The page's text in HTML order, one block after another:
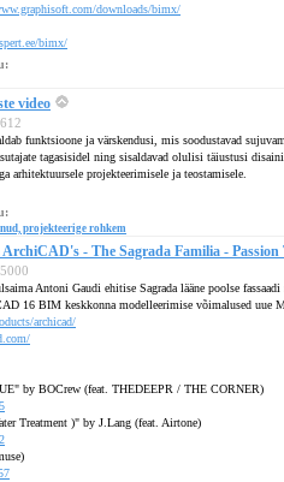
downloads/bimx/
bimx/
video
funktsioone ja värskendusi, mis soodustavad
tagasisidel ning sisaldavad olulisi täiustusi
arhitektuursele projekteerimisele ja teostamisele.
projekteerige rohkem
- The Sagrada Familia - Passion
Antoni Gaudi ehitise Sagrada lääne poolse
16 BIM keskkonna modelleerimise võimalused uue
archicad/
by BOCrew (feat. THEDEEPR / THE CORNER)
Treatment )" by J.Lang (feat. Airtone)